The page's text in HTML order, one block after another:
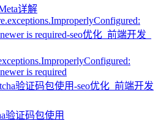
详解
is required
验证码包使用